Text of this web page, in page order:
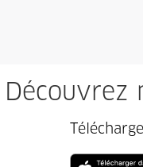
Découvrez